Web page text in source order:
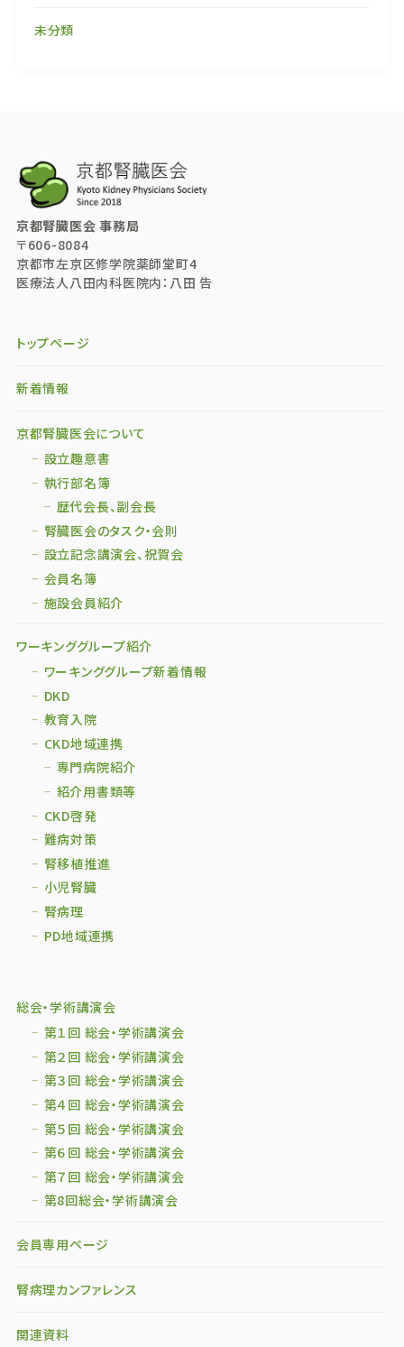
未分類
京都腎臓医会 事務局
〒606-8084
京都市左京区修学院薬師堂町4
医療法人八田内科医院内：八田 告
トップページ
新着情報
京都腎臓医会について
設立趣意書
執行部名簿
歴代会長、副会長
腎臓医会のタスク・会則
設立記念講演会、祝賀会
会員名簿
施設会員紹介
ワーキンググループ紹介
ワーキンググループ新着情報
DKD
教育入院
CKD地域連携
専門病院紹介
紹介用書類等
CKD啓発
難病対策
腎移植推進
小児腎臓
腎病理
PD地域連携
総会・学術講演会
第１回 総会・学術講演会
第２回 総会・学術講演会
第３回 総会・学術講演会
第４回 総会・学術講演会
第５回 総会・学術講演会
第６回 総会・学術講演会
第７回 総会・学術講演会
第8回総会・学術講演会
会員専用ページ
腎病理カンファレンス
関連資料